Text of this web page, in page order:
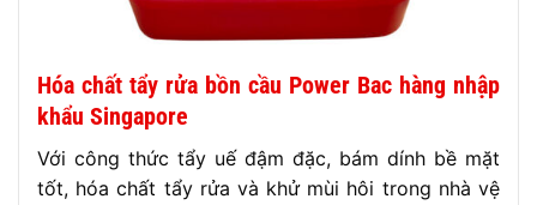
Hóa chất tẩy rửa bồn cầu Power Bac hàng nhập
khẩu Singapore
Với công thức tẩy uế đậm đặc, bám dính bề mặt
tốt, hóa chất tẩy rửa và khử mùi hôi trong nhà vệ